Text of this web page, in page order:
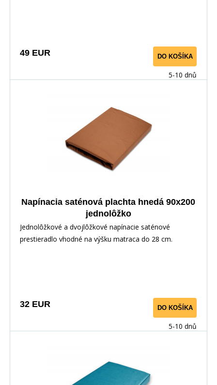
49 EUR DO KOŠÍKA
5-10 dnů
Napínacia saténová plachta hnedá 90x200
jednolôžko
Jednolôžkové a dvojlôžkové napínacie saténové
prestieradlo vhodné na výšku matraca do 28 cm.
32 EUR DO KOŠÍKA
5-10 dnů